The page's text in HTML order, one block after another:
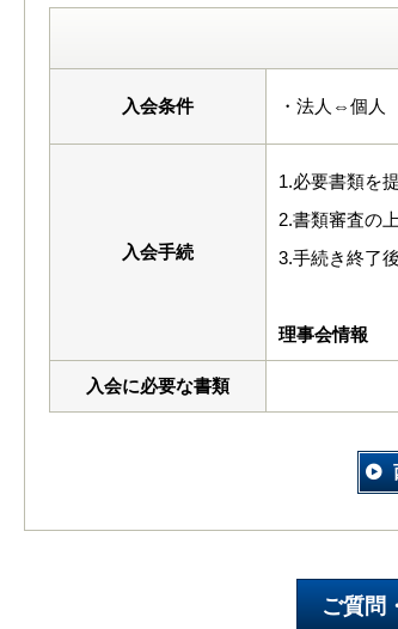
入会条件 ・法人⇔個人
入会手続
1.必要書類を
2.書類審査の
3.手続き終了
理事会情報
入会に必要な書類